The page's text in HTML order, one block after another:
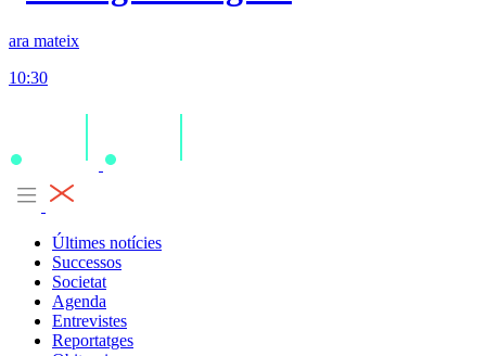
ara mateix
10:30
Últimes notícies
Successos
Societat
Agenda
Entrevistes
Reportatges